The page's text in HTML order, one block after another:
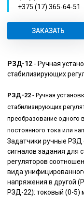
+375 (17) 365-64-51
ЗАКАЗАТЬ
РЗД-12 - Ручная
стабилизирующих
РЗД-22 - Ручная
стабилизирующих
преобразование одного
постоянного тока или
Задатчики ручные РЗД
сигналов задания для
регуляторов
вида
напряжения в другой
РЗД-22): токовый (0-5)